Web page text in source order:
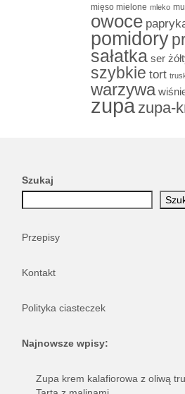
mięso mielone mleko
owoce
pomidory
sałatka ser
szybkie tort
warzywa
zupa zupa-
Szukaj
Przepisy
Kontakt
Polityka ciasteczek
Najnowsze wpisy:
Zupa krem kalafiorowa z oliwą